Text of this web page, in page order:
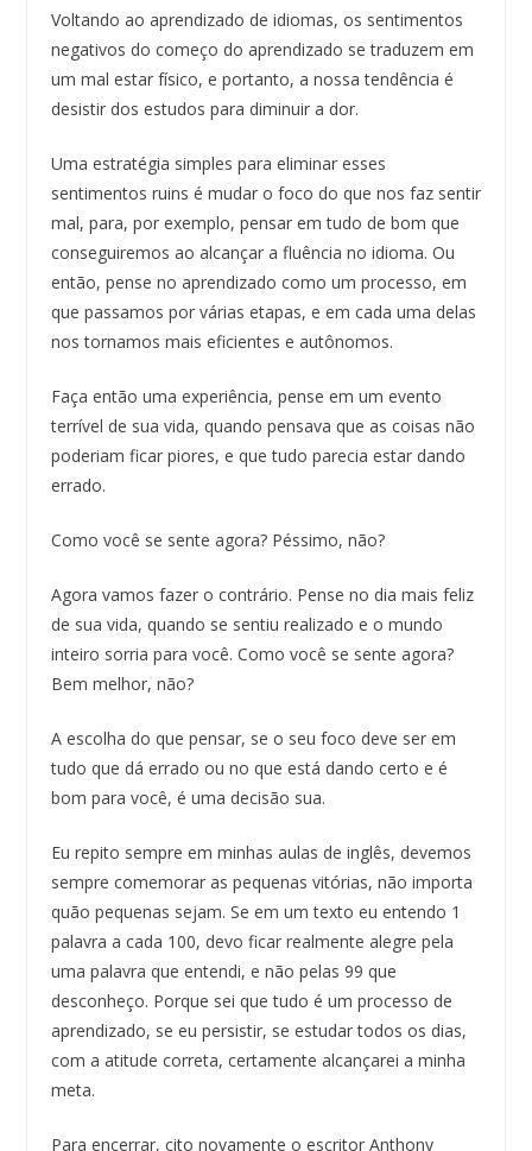
Voltando ao aprendizado de idiomas, os sentimentos
negativos do começo do aprendizado se traduzem em
um mal estar físico, e portanto, a nossa tendência é
desistir dos estudos para diminuir a dor.
Uma estratégia simples para eliminar esses
sentimentos ruins é mudar o foco do que nos faz sentir
mal, para, por exemplo, pensar em tudo de bom que
conseguiremos ao alcançar a fluência no idioma. Ou
então, pense no aprendizado como um processo, em
que passamos por várias etapas, e em cada uma delas
nos tornamos mais eficientes e autônomos.
Faça então uma experiência, pense em um evento
terrível de sua vida, quando pensava que as coisas não
poderiam ficar piores, e que tudo parecia estar dando
errado.
Como você se sente agora? Péssimo, não?
Agora vamos fazer o contrário. Pense no dia mais feliz
de sua vida, quando se sentiu realizado e o mundo
inteiro sorria para você. Como você se sente agora?
Bem melhor, não?
A escolha do que pensar, se o seu foco deve ser em
tudo que dá errado ou no que está dando certo e é
bom para você, é uma decisão sua.
Eu repito sempre em minhas aulas de inglês, devemos
sempre comemorar as pequenas vitórias, não importa
quão pequenas sejam. Se em um texto eu entendo 1
palavra a cada 100, devo ficar realmente alegre pela
uma palavra que entendi, e não pelas 99 que
desconheço. Porque sei que tudo é um processo de
aprendizado, se eu persistir, se estudar todos os dias,
com a atitude correta, certamente alcançarei a minha
meta.
Para encerrar, cito novamente o escritor Anthony